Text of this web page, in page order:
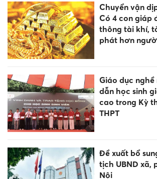
Chuyển vận
Có 4 con giáp
thông tài khí,
phát hơn
Giáo dục
dẫn học sinh
cao trong Kỳ
THPT
Đề xuất bổ
tịch UBND xã,
Nội